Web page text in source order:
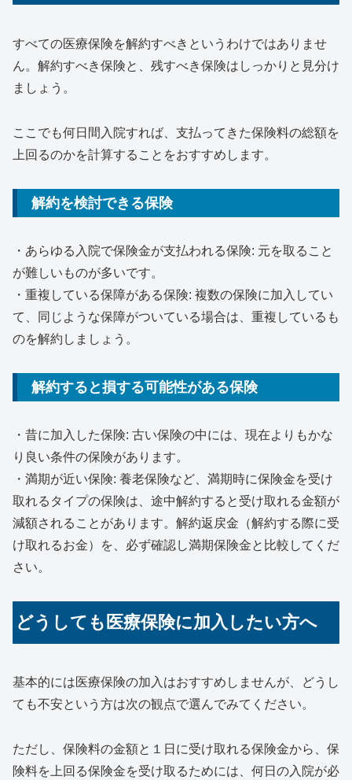
すべての医療保険を解約すべきというわけではありませ
ん。解約すべき保険と、残すべき保険はしっかりと見分け
ましょう。
ここでも何日間入院すれば、支払ってきた保険料の総額を
上回るのかを計算することをおすすめします。
解約を検討できる保険
・あらゆる入院で保険金が支払われる保険: 元を取ること
が難しいものが多いです。
・重複している保障がある保険: 複数の保険に加入してい
て、同じような保障がついている場合は、重複しているも
のを解約しましょう。
解約すると損する可能性がある保険
・昔に加入した保険: 古い保険の中には、現在よりもかな
り良い条件の保険があります。
・満期が近い保険: 養老保険など、満期時に保険金を受け
取れるタイプの保険は、途中解約すると受け取れる金額が
減額されることがあります。解約返戻金（解約する際に受
け取れるお金）を、必ず確認し満期保険金と比較してくだ
さい。
どうしても医療保険に加入したい方へ
基本的には医療保険の加入はおすすめしませんが、どうし
ても不安という方は次の観点で選んでみてください。
ただし、保険料の金額と１日に受け取れる保険金から、保
険料を上回る保険金を受け取るためには、何日の入院が必